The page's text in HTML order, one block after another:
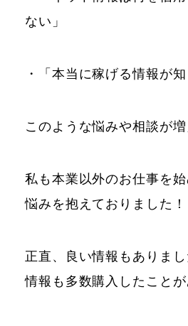
ない」
・「本当に稼げる情報が知
このような悩みや相談が増
私も本業以外のお仕事を
悩みを抱えておりました！
正直、良い情報もありま
情報も多数購入したことが